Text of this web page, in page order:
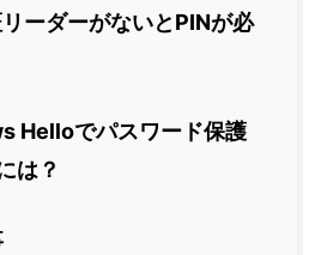
ーダーがないとPINが必
Helloでパスワード保護
は？